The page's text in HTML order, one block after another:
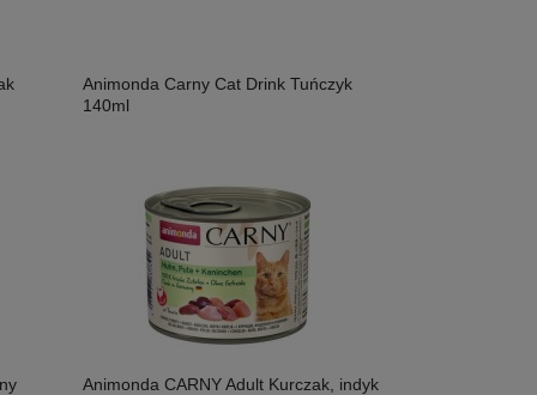
Animonda Carny Cat Drink Tuńczyk
140ml
Animonda CARNY Adult Kurczak, indyk